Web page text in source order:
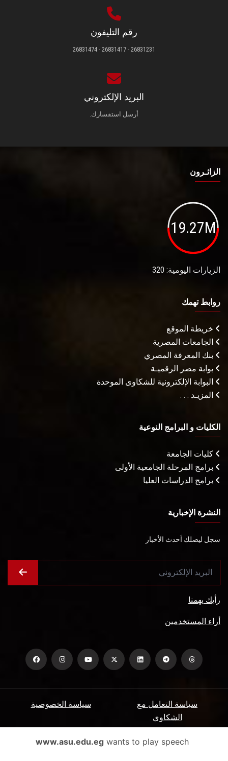
رقم التليفون
26831231 - 26831417 - 26831474
البريد الإلكتروني
أرسل استفسارك.
الزائـرون
19.27M
الزيارات اليومية: 320
روابط تهمك
خريطة الموقع
الجامعات المصرية
بنك المعرفة المصري
بوابة مصر الرقميـة
البوابة الإلكترونية للشكاوى الموحدة
المزيـد . . .
الكليات و البرامج النوعية
كليات الجامعة
برامج المرحلة الجامعية الأولى
برامج الدراسات العليا
النشرة الإخبارية
سجل ليصلك أحدث الأخبار
رأيك يهمنا
أراء المستخدمين
سياسة الخصوصية
سياسة التعامل مع
الشكاوي
الأسئلة الشائعة ميثاق المتعاملين www.asu.edu.egwants to play speech